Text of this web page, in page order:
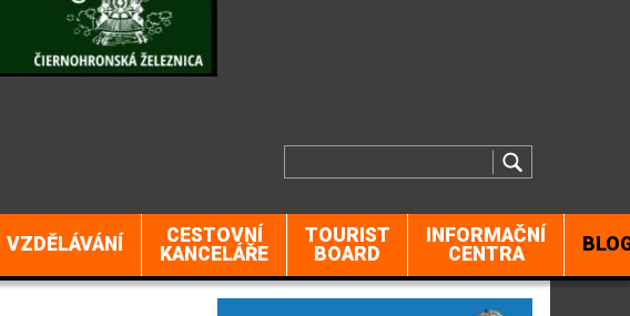
VZDĚLÁVÁNÍ
CESTOVNÍ
KANCELÁŘE
TOURIST
BOARD
INFORMAČNÍ
CENTRA